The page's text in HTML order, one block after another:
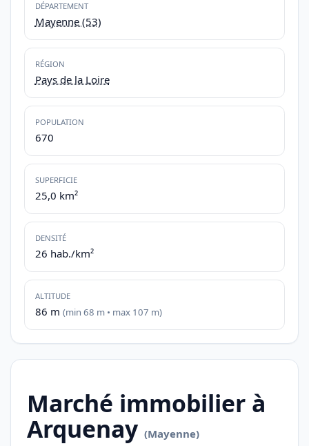
DÉPARTEMENT
Mayenne (53)
RÉGION
Pays de la Loire
POPULATION
670
SUPERFICIE
25,0 km²
DENSITÉ
26 hab./km²
ALTITUDE
86 m (min 68 m • max 107 m)
Marché immobilier à
Arquenay (Mayenne)